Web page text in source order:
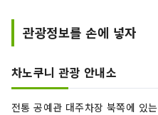
관광정보를 손에 넣자
차노쿠니 관광 안내소
전통 공예관 대주차장 북쪽에 있는